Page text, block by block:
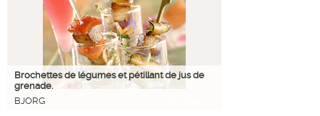
Brochettes de légumes et pétillant de jus de
grenade.
BJORG